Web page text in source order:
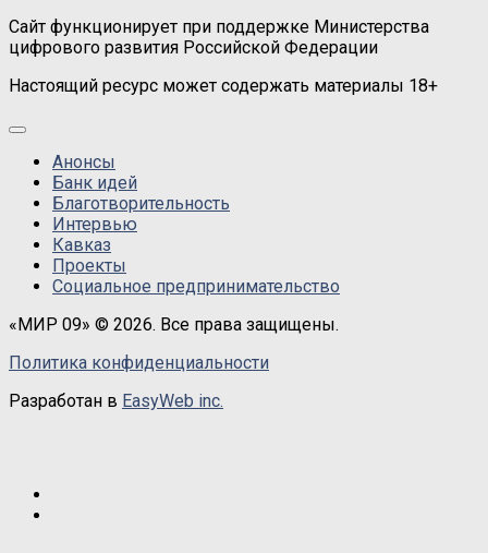
Сайт функционирует при поддержке Министерства
цифрового развития Российской Федерации
Настоящий ресурс может содержать материалы 18+
Анонсы
Банк идей
Благотворительность
Интервью
Кавказ
Проекты
Социальное предпринимательство
«МИР 09» © 2026. Все права защищены.
Политика конфиденциальности
Разработан в EasyWeb inc.